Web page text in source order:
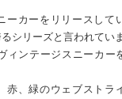
ーカーをリリースして
シリーズと言われていま
ィンテージスニーカー
赤、緑のウェブストラ